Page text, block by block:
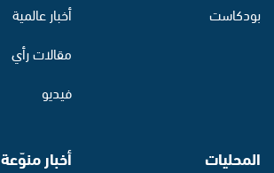
بودكاست
أخبار عالمية
مقالات رأي
فيديو
المحليات أخبار منوّعة